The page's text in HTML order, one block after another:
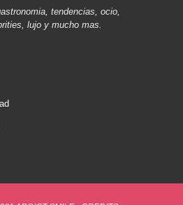
tendencias, ocio,
lujo y mucho mas.